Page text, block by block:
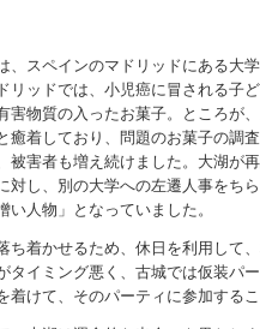
、スペインのマドリッドにある大
リッドでは、小児癌に冒される子
害物質の入ったお菓子。ところが
癒着しており、問題のお菓子の調
被害者も増え続けました。大湖が
対し、別の大学への左遷人事をち
い人物」となっていました。
ち着かせるため、休日を利用して
タイミング悪く、古城では仮装パ
着けて、そのパーティに参加するこ